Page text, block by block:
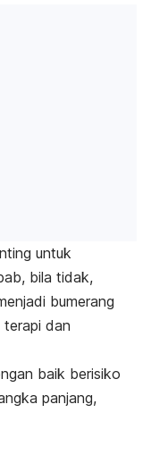
untuk
bila tidak,
bumerang
terapi dan
baik berisiko
panjang,